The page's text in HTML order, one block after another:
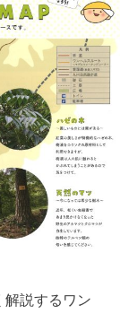
説するワン